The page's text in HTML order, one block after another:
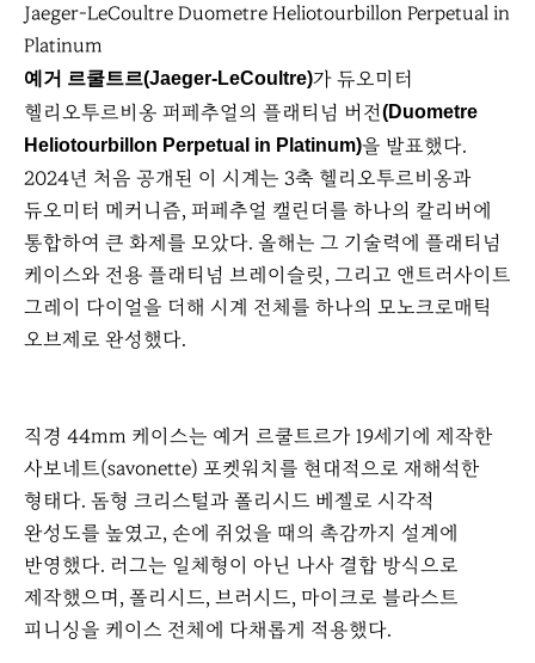
Jaeger-LeCoultre Duometre Heliotourbillon Perpetual in
Platinum
예거 르쿨트르(Jaeger-LeCoultre)가 듀오미터
헬리오투르비옹 퍼페추얼의 플래티넘 버전(Duometre
Heliotourbillon Perpetual in Platinum)을 발표했다.
2024년 처음 공개된 이 시계는 3축 헬리오투르비옹과
듀오미터 메커니즘, 퍼페추얼 캘린더를 하나의 칼리버에
통합하여 큰 화제를 모았다. 올해는 그 기술력에 플래티넘
케이스와 전용 플래티넘 브레이슬릿, 그리고 앤트러사이트
그레이 다이얼을 더해 시계 전체를 하나의 모노크로매틱
오브제로 완성했다.
직경 44mm 케이스는 예거 르쿨트르가 19세기에 제작한
사보네트(savonette) 포켓워치를 현대적으로 재해석한
형태다. 돔형 크리스털과 폴리시드 베젤로 시각적
완성도를 높였고, 손에 쥐었을 때의 촉감까지 설계에
반영했다. 러그는 일체형이 아닌 나사 결합 방식으로
제작했으며, 폴리시드, 브러시드, 마이크로 블라스트
피니싱을 케이스 전체에 다채롭게 적용했다.